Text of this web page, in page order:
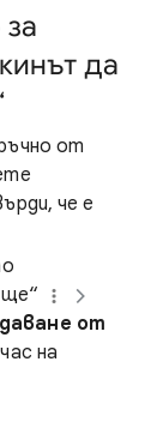
да
от
че е
от
на